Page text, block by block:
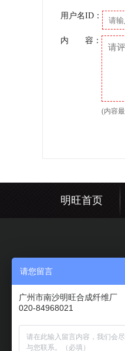
用户名ID：
内 容：
(内容
明旺首页
明旺简介
客户案例
请您留言
广州市南沙明旺合成纤维厂
020-84968021